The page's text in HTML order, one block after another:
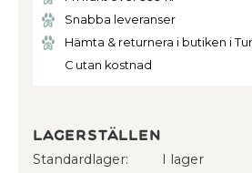
Snabba leveranser
Hämta & returnera i butiken i
C utan kostnad
Lagerställen
Standardlager I lager